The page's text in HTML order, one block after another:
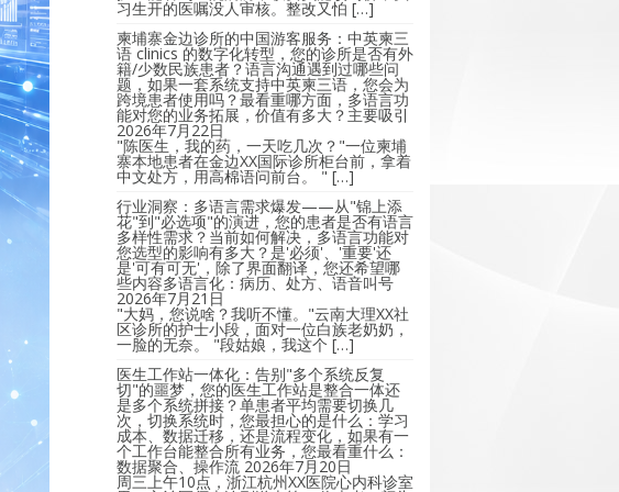
习生开的医嘱没人审核。整改又怕 […]
柬埔寨金边诊所的中国游客服务：中英柬三
语 clinics 的数字化转型，您的诊所是否有外
籍/少数民族患者？语言沟通遇到过哪些问
题，如果一套系统支持中英柬三语，您会为
跨境患者使用吗？最看重哪方面，多语言功
能对您的业务拓展，价值有多大？主要吸引
2026年7月22日
"陈医生，我的药，一天吃几次？"一位柬埔
寨本地患者在金边XX国际诊所柜台前，拿着
中文处方，用高棉语问前台。 " […]
行业洞察：多语言需求爆发——从"锦上添
花"到"必选项"的演进，您的患者是否有语言
多样性需求？当前如何解决，多语言功能对
您选型的影响有多大？是'必须'、'重要'还
是'可有可无'，除了界面翻译，您还希望哪
些内容多语言化：病历、处方、语音叫号
2026年7月21日
"大妈，您说啥？我听不懂。"云南大理XX社
区诊所的护士小段，面对一位白族老奶奶，
一脸的无奈。 "段姑娘，我这个 […]
医生工作站一体化：告别"多个系统反复
切"的噩梦，您的医生工作站是整合一体还
是多个系统拼接？单患者平均需要切换几
次，切换系统时，您最担心的是什么：学习
成本、数据迁移，还是流程变化，如果有一
个工作台能整合所有业务，您最看重什么：
数据聚合、操作流 2026年7月20日
周三上午10点，浙江杭州XX医院心内科诊室